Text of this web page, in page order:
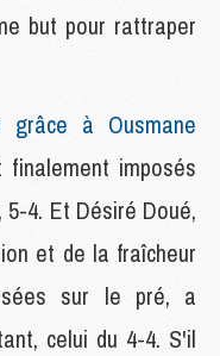
but pour rattraper
à Ousmane
imposés
4. Et Désiré Doué,
et de la fraîcheur
sur le pré, a
celui du 4-4. S'il